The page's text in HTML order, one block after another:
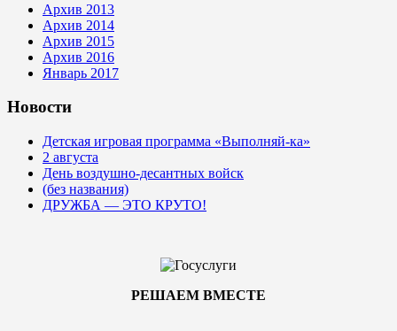
Архив 2013
Архив 2014
Архив 2015
Архив 2016
Январь 2017
Новости
Детская игровая программа «Выполняй-ка»
2 августа
День воздушно-десантных войск
(без названия)
ДРУЖБА — ЭТО КРУТО!
РЕШАЕМ ВМЕСТЕ